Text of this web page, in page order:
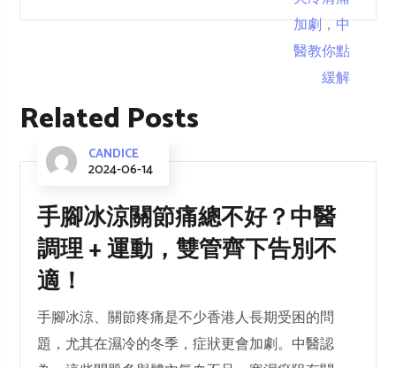
Related Posts
CANDICE
2024-06-14
手腳冰涼關節痛總不好？中醫
調理 + 運動，雙管齊下告別不
適！
手腳冰涼、關節疼痛是不少香港人長期受困的問
題，尤其在濕冷的冬季，症狀更會加劇。中醫認